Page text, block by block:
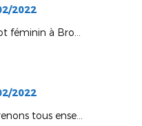
2022
Rentrée du foot féminin à Brottes - octobre 2021
2022
Tournée "Reprenons tous ensemble" à Bologne